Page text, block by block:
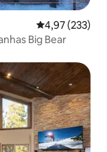
4,97 de uma
4,97 (233)
Big Bear